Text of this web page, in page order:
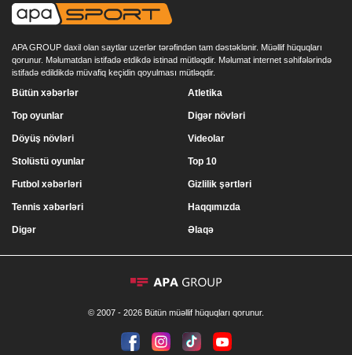
APA GROUP daxil olan saytlar uzerlər tərəfindən tam dəstəklənir. Müəllif hüquqları
qorunur. Məlumatdan istifadə etdikdə istinad mütləqdir. Məlumat internet səhifələrində
istifadə edildikdə müvafiq keçidin qoyulması mütləqdir.
Bütün xəbərlər
Top oyunlar
Döyüş növləri
Stolüstü oyunlar
Atletika
Digər növləri
Videolar
Top 10
Futbol xəbərləri
Tennis xəbərləri
Digər
Gizlilik şərtləri
Haqqımızda
Əlaqə
© 2007 - 2026 Bütün müəllif hüquqları qorunur.